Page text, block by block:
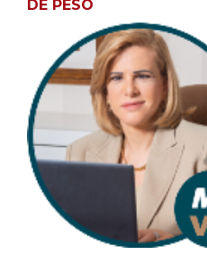
DE PESO